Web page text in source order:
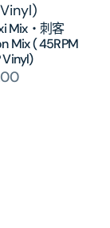
Mix‧刺客
Mix ( 45RPM
Vinyl)